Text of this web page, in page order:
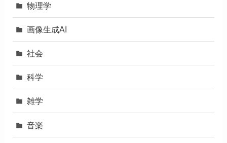
物理学
画像生成AI
社会
科学
雑学
音楽